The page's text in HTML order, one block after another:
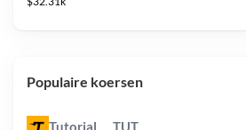
Populaire koersen
Tutorial TUT